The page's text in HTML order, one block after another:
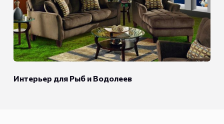
Интерьер для Рыб и Водолеев